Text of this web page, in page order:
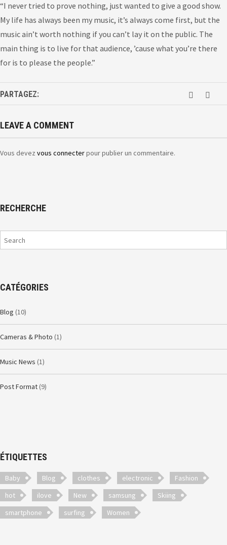
“I never tried to prove nothing, just wanted to give a good show.
My life has always been my music, it’s always come first, but the
music ain’t worth nothing if you can’t lay it on the public. The
main thing is to live for that audience, ’cause what you’re there
for is to please the people.”
PARTAGEZ:
LEAVE A COMMENT
Vous devez vous connecterpour publier un commentaire.
RECHERCHE
CATÉGORIES
Blog (10)
Cameras & Photo (1)
Music News (1)
Post Format (9)
ÉTIQUETTES
Baby Blog clothes electronic
Fashion
hot
ilove New samsung
Skiing
smartphone
surfing Women